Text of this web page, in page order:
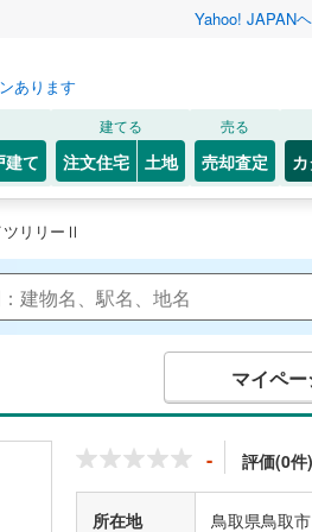
Yahoo! JAPAN
あります
建て
建てる
注文住宅 土地
売る
売却査定
ツリリーⅡ
ョンカタログ
マイペー
- 評価(0件
所在地 鳥取県鳥取